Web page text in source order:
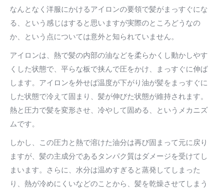
なんとなく洋服にかけるアイロンの要領で髪がまっすぐにな
る、という感じはすると思いますが実際のところどうなの
か、という点については意外と知られていません。
アイロンは、熱で髪の内部の油などを柔らかくし動かしやす
くした状態で、平らな板で挟んで圧をかけ、まっすぐに伸ば
します。アイロンを外せば温度が下がり油が髪をまっすぐに
した状態で冷えて固まり、髪が伸びた状態が維持されます。
熱と圧力で髪を変形させ、冷やして固める、というメカニズ
ムです。
しかし、この圧力と熱で溶けた油分は再び固まって元に戻り
ますが、髪の主成分であるタンパク質はダメージを受けてし
まいます。さらに、水分は温めすぎると蒸発してしまった
り、熱が冷めにくいなどのことから、髪を乾燥させてしまう